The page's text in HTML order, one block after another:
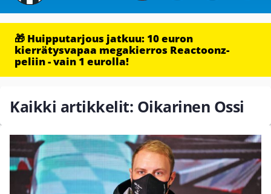
🎁 Huipputarjous jatkuu: 10 euron
kierrätysvapaa megakierros Reactoonz-
peliin - vain 1 eurolla!
Kaikki artikkelit: Oikarinen Ossi